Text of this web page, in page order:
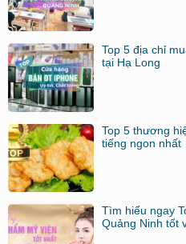
Top 5 địa chỉ
tại Hạ Long
Top 5 thương
tiếng ngon nhất
Tìm hiểu ngay
Quảng Ninh tốt